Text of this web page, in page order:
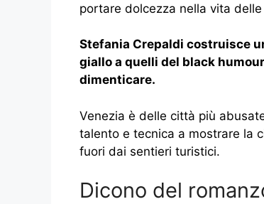
portare dolcezza nella vita
Stefania Crepaldi costruisce
giallo a quelli del black
dimenticare.
Venezia è delle città più
talento e tecnica a mostrare la
fuori dai sentieri turistici.
Dicono del